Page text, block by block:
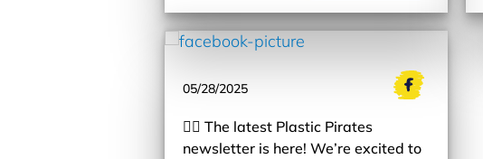
05/28/2025
🏴‍☠️ The latest Plastic Pirates
newsletter is here! We’re excited to